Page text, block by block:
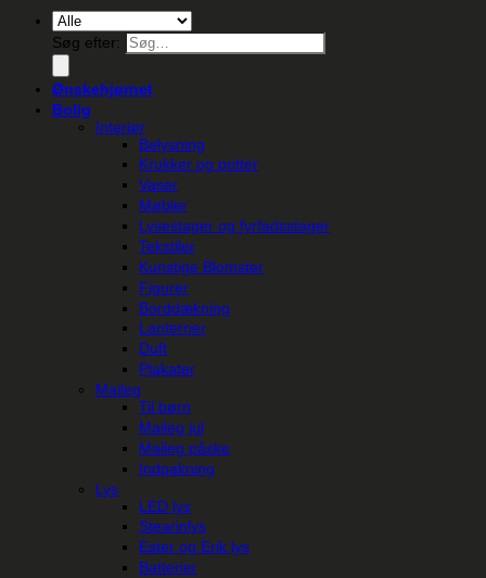
Søg efter:
Ønskehjørnet
Bolig
Interiør
Belysning
Krukker og potter
Vaser
Møbler
Lysestager og fyrfadsstager
Tekstiler
Kunstige Blomster
Figurer
Borddækning
Lanterner
Duft
Plakater
Maileg
Til børn
Maileg jul
Maileg påske
Indpakning
Lys
LED lys
Stearinlys
Ester og Erik lys
Batterier